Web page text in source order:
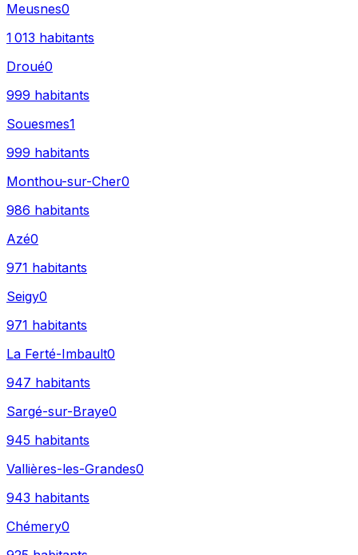
Meusnes0
1 013 habitants
Droué0
999 habitants
Souesmes1
999 habitants
Monthou-sur-Cher0
986 habitants
Azé0
971 habitants
Seigy0
971 habitants
La Ferté-Imbault0
947 habitants
Sargé-sur-Braye0
945 habitants
Vallières-les-Grandes0
943 habitants
Chémery0